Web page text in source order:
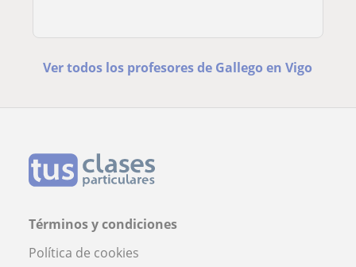
Ver todos los profesores de Gallego en Vigo
Términos y condiciones
Política de cookies